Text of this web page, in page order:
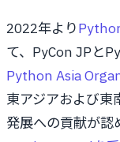
2022年より
て、PyCon JPと
Python Asia
東アジアおよび東
発展への貢献が認